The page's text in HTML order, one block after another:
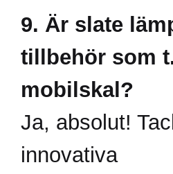
9. Är slate
tillbehör som
mobilskal?
Ja, absolut!
innovativa